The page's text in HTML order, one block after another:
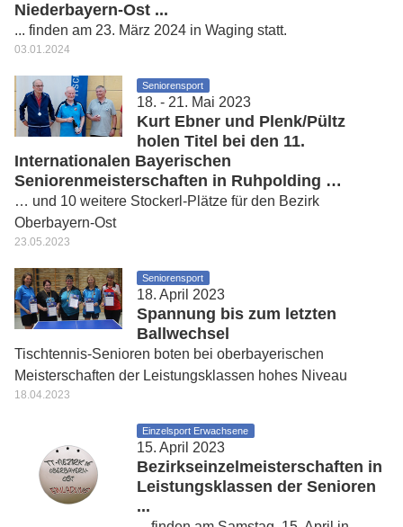
Niederbayern-Ost ...
... finden am 23. März 2024 in Waging statt.
03.01.2024
Seniorensport
18. - 21. Mai 2023
Kurt Ebner und Plenk/Pültz
holen Titel bei den 11.
Internationalen Bayerischen
Seniorenmeisterschaften in Ruhpolding …
… und 10 weitere Stockerl-Plätze für den Bezirk
Oberbayern-Ost
23.05.2023
Seniorensport
18. April 2023
Spannung bis zum letzten
Ballwechsel
Tischtennis-Senioren boten bei oberbayerischen
Meisterschaften der Leistungsklassen hohes Niveau
18.04.2023
Einzelsport Erwachsene
15. April 2023
Bezirkseinzelmeisterschaften in
Leistungsklassen der Senioren
...